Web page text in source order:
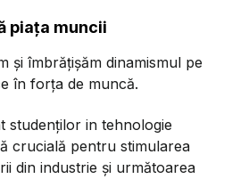
piața muncii
și îmbrățișăm dinamismul pe
în forța de muncă.
studenților in tehnologie
crucială pentru stimularea
din industrie și următoarea